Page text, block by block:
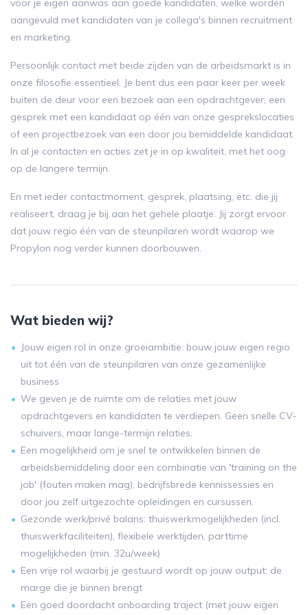
voor je eigen aanwas aan goede kandidaten, welke worden
aangevuld met kandidaten van je collega's binnen recruitment
en marketing.
Persoonlijk contact met beide zijden van de arbeidsmarkt is in
onze filosofie essentieel. Je bent dus een paar keer per week
buiten de deur voor een bezoek aan een opdrachtgever, een
gesprek met een kandidaat op één van onze gesprekslocaties
of een projectbezoek van een door jou bemiddelde kandidaat.
In al je contacten en acties zet je in op kwaliteit, met het oog
op de langere termijn.
En met ieder contactmoment, gesprek, plaatsing, etc. die jij
realiseert, draag je bij aan het gehele plaatje. Jij zorgt ervoor
dat jouw regio één van de steunpilaren wordt waarop we
Propylon nog verder kunnen doorbouwen.
Wat bieden wij?
Jouw eigen rol in onze groeiambitie: bouw jouw eigen regio
uit tot één van de steunpilaren van onze gezamenlijke
business
We geven je de ruimte om de relaties met jouw
opdrachtgevers en kandidaten te verdiepen. Geen snelle CV-
schuivers, maar lange-termijn relaties.
Een mogelijkheid om je snel te ontwikkelen binnen de
arbeidsbemiddeling door een combinatie van 'training on the
job' (fouten maken mag), bedrijfsbrede kennissessies en
door jou zelf uitgezochte opleidingen en cursussen.
Gezonde werk/privé balans: thuiswerkmogelijkheden (incl.
thuiswerkfaciliteiten), flexibele werktijden, parttime
mogelijkheden (min. 32u/week)
Een vrije rol waarbij je gestuurd wordt op jouw output: de
marge die je binnen brengt
Een goed doordacht onboarding traject (met jouw eigen